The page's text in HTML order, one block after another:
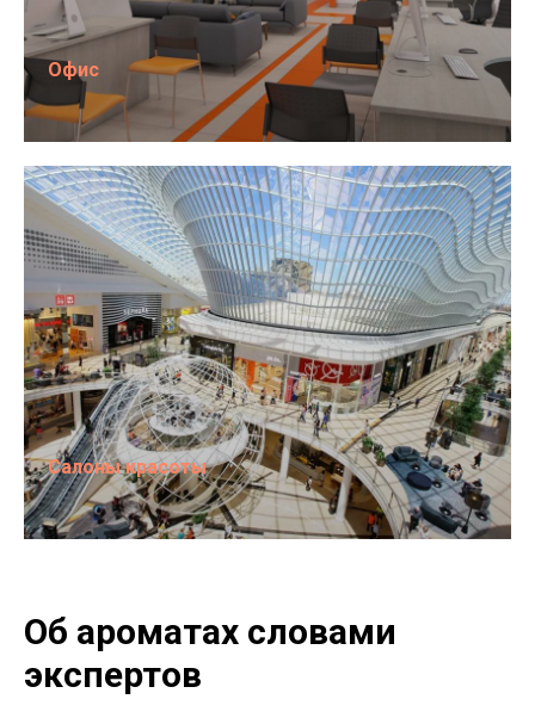
Офис
Салоны красоты
Об ароматах словами
экспертов